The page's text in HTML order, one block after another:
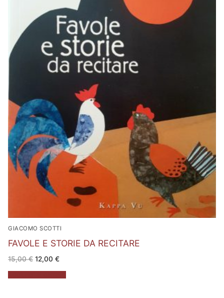
GIACOMO SCOTTI
FAVOLE E STORIE DA RECITARE
15,00€ Il
prezzo
originale
era:
12,00 €Il
attuale
è: